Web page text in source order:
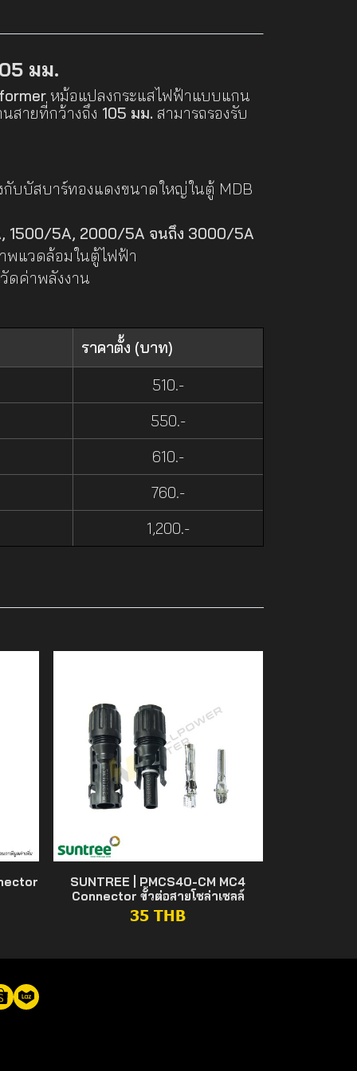
มม.
หม้อแปลงกระแสไฟฟ้าแบบแกน
สายที่กว้างถึง 105 มม. สามารถรองรับ
กับบัสบาร์ทองแดงขนาดใหญ่ในตู้ MDB
1500/5A, 2000/5A จนถึง 3000/5A
พแวดล้อมในตู้ไฟฟ้า
ดค่าพลังงาน
ราคาตั้ง (บาท)
510.-
550.-
610.-
760.-
1,200.-
SUNTREE | PMCS40-CM MC4
Connector ขั้วต่อสายโซล่าเซลล์
35 THB